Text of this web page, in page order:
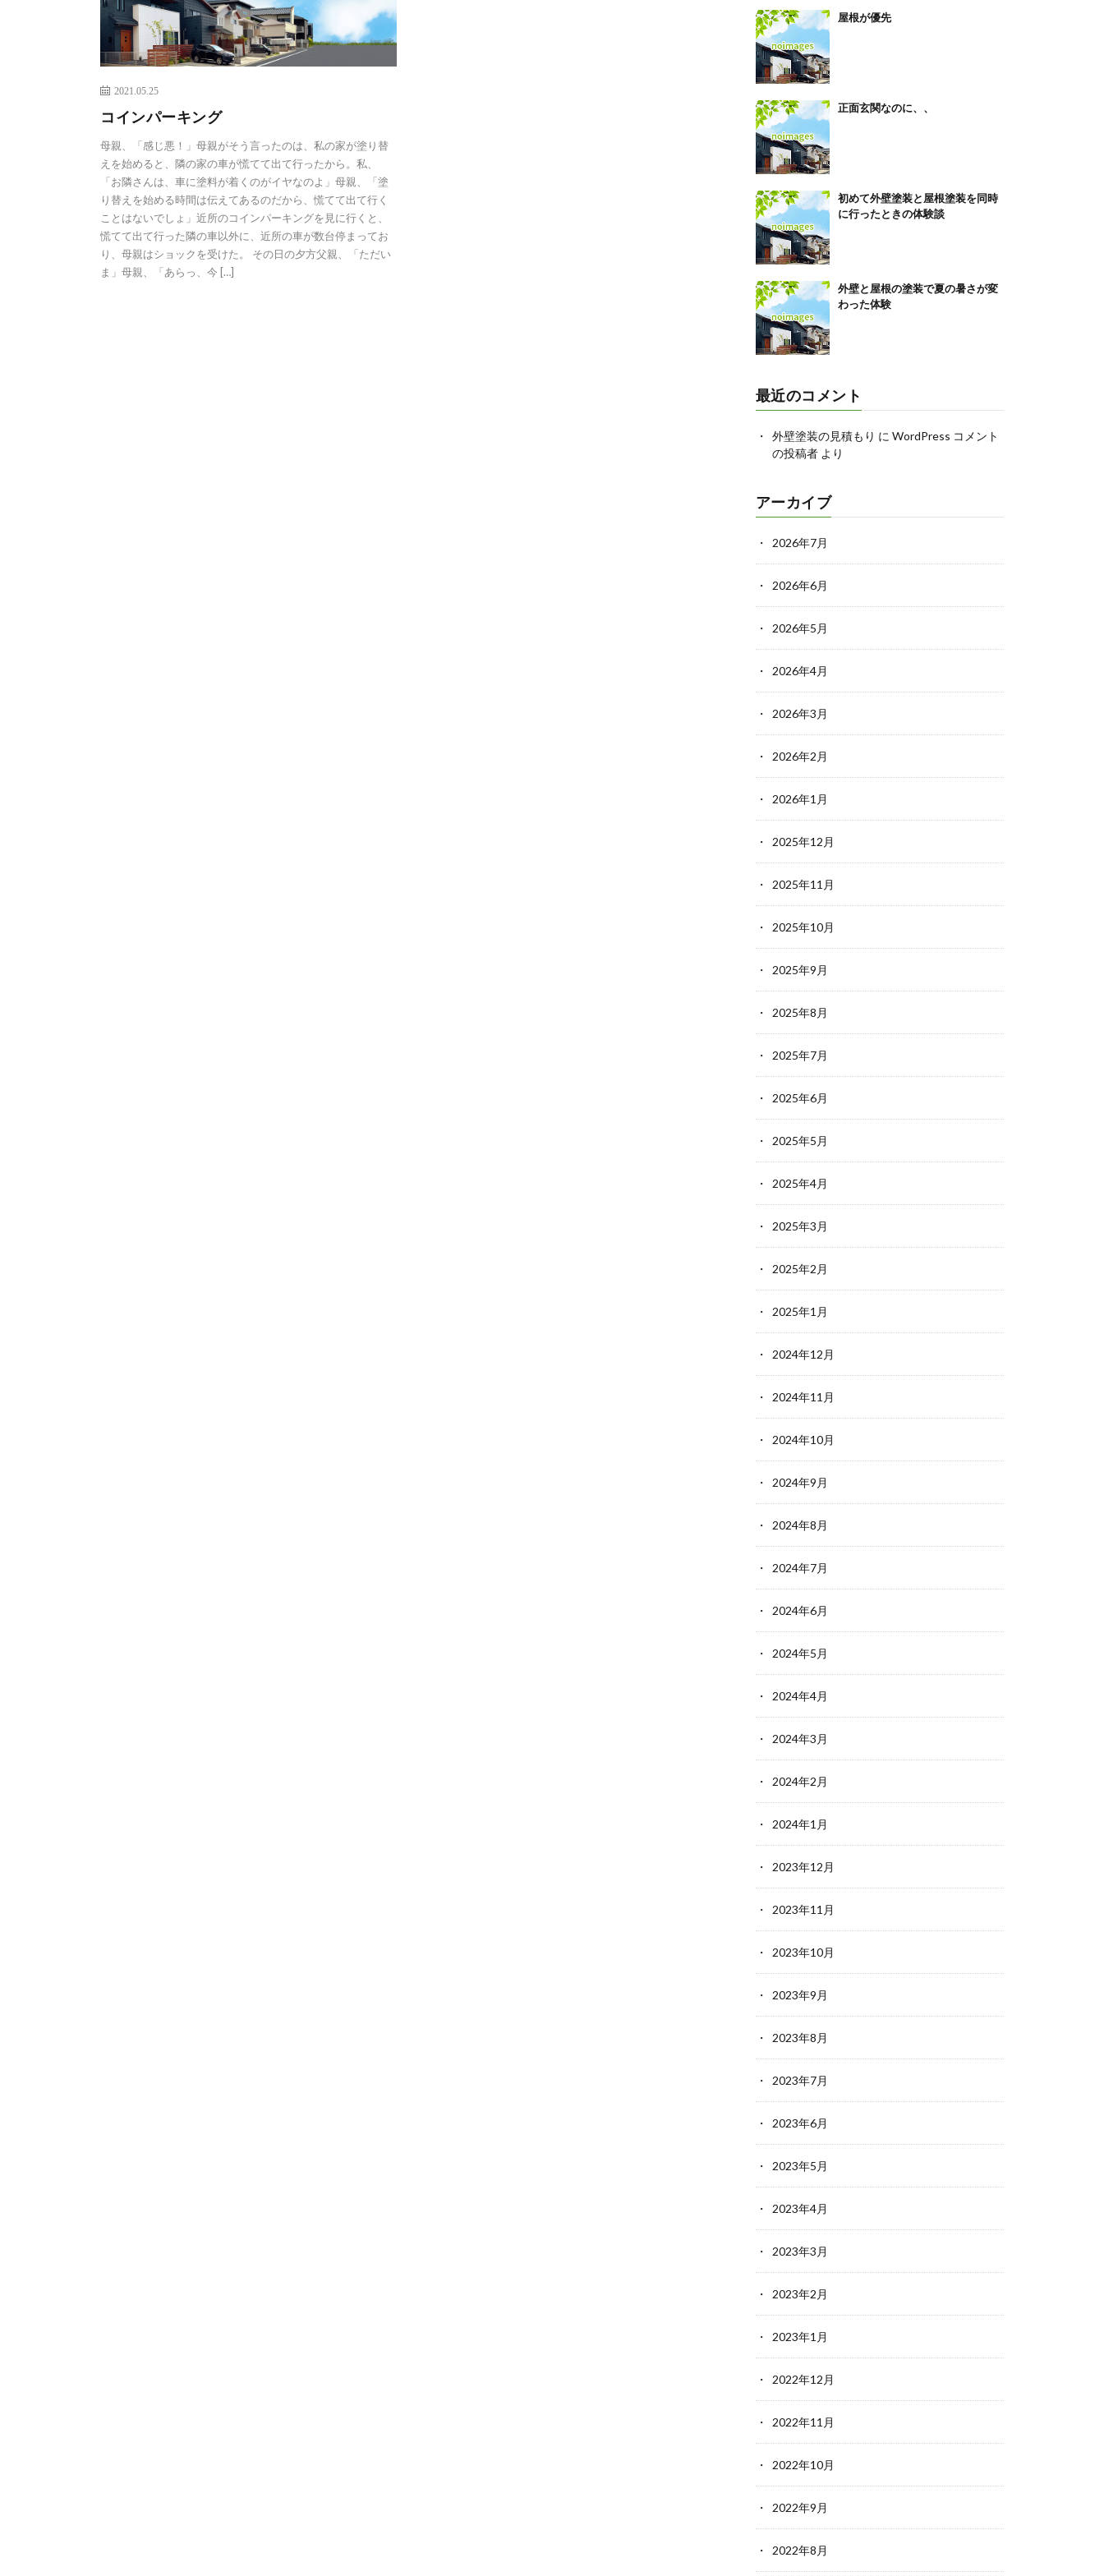
2021.05.25
コインパーキング
母親、「感じ悪！」母親がそう言ったのは、私の家が塗り替
えを始めると、隣の家の車が慌てて出て行ったから。私、
「お隣さんは、車に塗料が着くのがイヤなのよ」母親、「塗
り替えを始める時間は伝えてあるのだから、慌てて出て行く
ことはないでしょ」近所のコインパーキングを見に行くと、
慌てて出て行った隣の車以外に、近所の車が数台停まってお
り、母親はショックを受けた。 その日の夕方父親、「ただい
ま」母親、「あらっ、今 […]
屋根が優先
正面玄関なのに、、
初めて外壁塗装と屋根塗装を同時
に行ったときの体験談
外壁と屋根の塗装で夏の暑さが変
わった体験
最近のコメント
外壁塗装の見積もり に WordPress コメント
の投稿者より
アーカイブ
2026年7月
2026年6月
2026年5月
2026年4月
2026年3月
2026年2月
2026年1月
2025年12月
2025年11月
2025年10月
2025年9月
2025年8月
2025年7月
2025年6月
2025年5月
2025年4月
2025年3月
2025年2月
2025年1月
2024年12月
2024年11月
2024年10月
2024年9月
2024年8月
2024年7月
2024年6月
2024年5月
2024年4月
2024年3月
2024年2月
2024年1月
2023年12月
2023年11月
2023年10月
2023年9月
2023年8月
2023年7月
2023年6月
2023年5月
2023年4月
2023年3月
2023年2月
2023年1月
2022年12月
2022年11月
2022年10月
2022年9月
2022年8月